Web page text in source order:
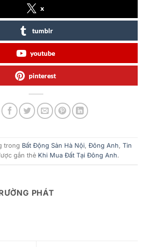
x
tumblr
youtube
pinterest
trong Bất Động Sản Hà Nội, Đông Anh, Tin
gắn thẻ Khi Mua Đất Tại Đông Anh.
PHÁT